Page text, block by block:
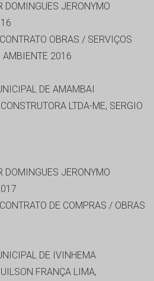
DOMINGUES JERONYMO
OBRAS / SERVIÇOS
AMBIENTE 2016
DE AMAMBAI
LTDA-ME, SERGIO
DOMINGUES JERONYMO
DE COMPRAS / OBRAS
DE IVINHEMA
UILSON FRANÇA LIMA,